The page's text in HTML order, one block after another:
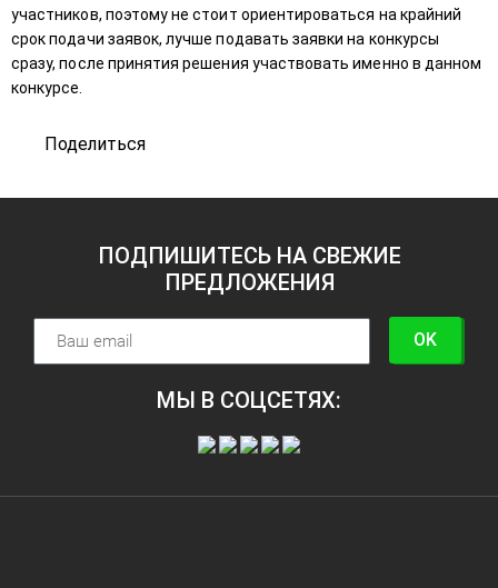
участников, поэтому не стоит ориентироваться на крайний
срок подачи заявок, лучше подавать заявки на конкурсы
сразу, после принятия решения участвовать именно в данном
конкурсе.
Поделиться
ПОДПИШИТЕСЬ НА СВЕЖИЕ
ПРЕДЛОЖЕНИЯ
OK
МЫ В СОЦСЕТЯХ: